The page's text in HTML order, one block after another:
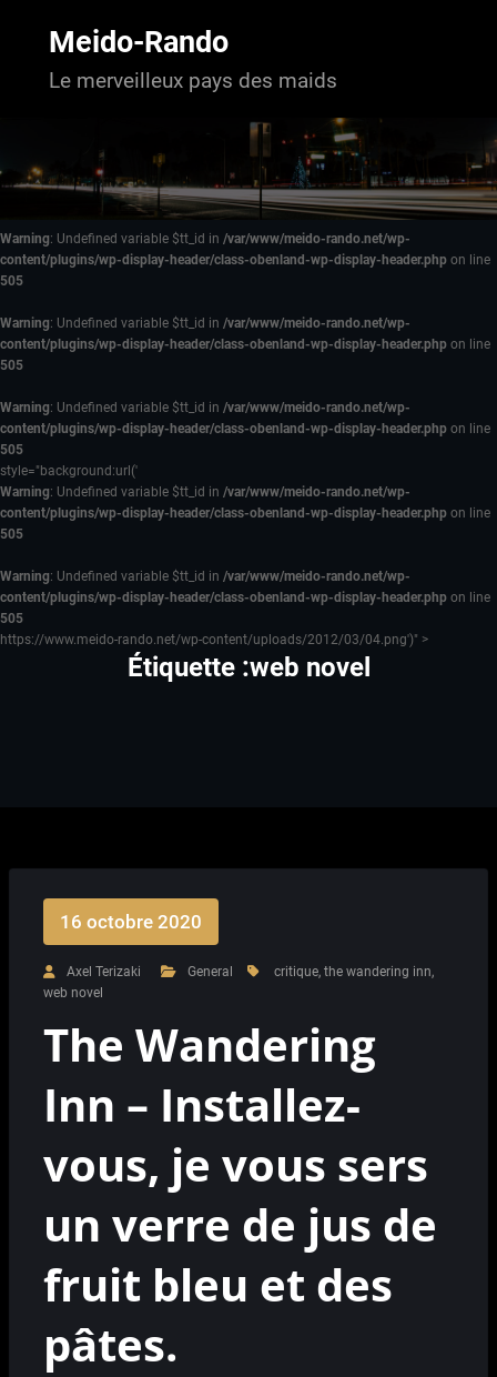
Meido-Rando
Le merveilleux pays des maids
Warning: Undefined variable $tt_id in /var/www/meido-rando.net/wp-
content/plugins/wp-display-header/class-obenland-wp-display-header.php on line
505
Warning: Undefined variable $tt_id in /var/www/meido-rando.net/wp-
content/plugins/wp-display-header/class-obenland-wp-display-header.php on line
505
Warning: Undefined variable $tt_id in /var/www/meido-rando.net/wp-
content/plugins/wp-display-header/class-obenland-wp-display-header.php on line
505
style="background:url('
Warning: Undefined variable $tt_id in /var/www/meido-rando.net/wp-
content/plugins/wp-display-header/class-obenland-wp-display-header.php on line
505
Warning: Undefined variable $tt_id in /var/www/meido-rando.net/wp-
content/plugins/wp-display-header/class-obenland-wp-display-header.php on line
505
https://www.meido-rando.net/wp-content/uploads/2012/03/04.png')" >
Étiquette :web novel
16 octobre 2020
Axel Terizaki General critique, the wandering inn,
web novel
The Wandering
Inn – Installez-
vous, je vous sers
un verre de jus de
fruit bleu et des
pâtes.